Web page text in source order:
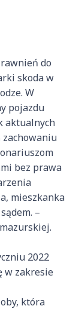
do
skoda w
W
pojazdu
aktualnych
zachowaniu
bez prawa
mieszkanka
–
2022
w zakresie
która